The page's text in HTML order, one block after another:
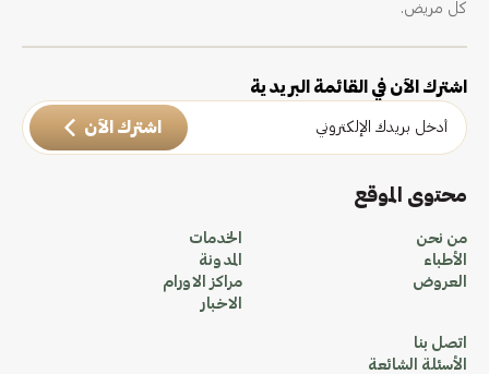
كل مريض.
اشترك الآن في القائمة البريدية
اشترك الآن
محتوى الموقع
من نحن
الأطباء
العروض
الخدمات
المدونة
مراكز الاورام
الاخبار
اتصل بنا
الأسئلة الشائعة